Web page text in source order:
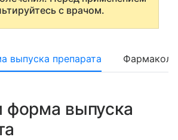
с врачом.
выпуска препарата
форма выпуска